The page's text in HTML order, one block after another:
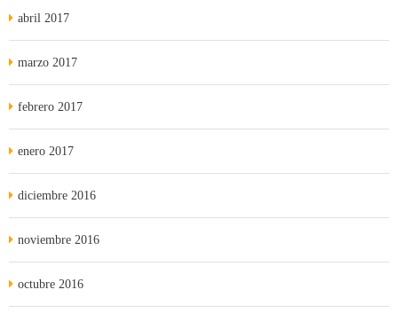
abril 2017
marzo 2017
febrero 2017
enero 2017
diciembre 2016
noviembre 2016
octubre 2016